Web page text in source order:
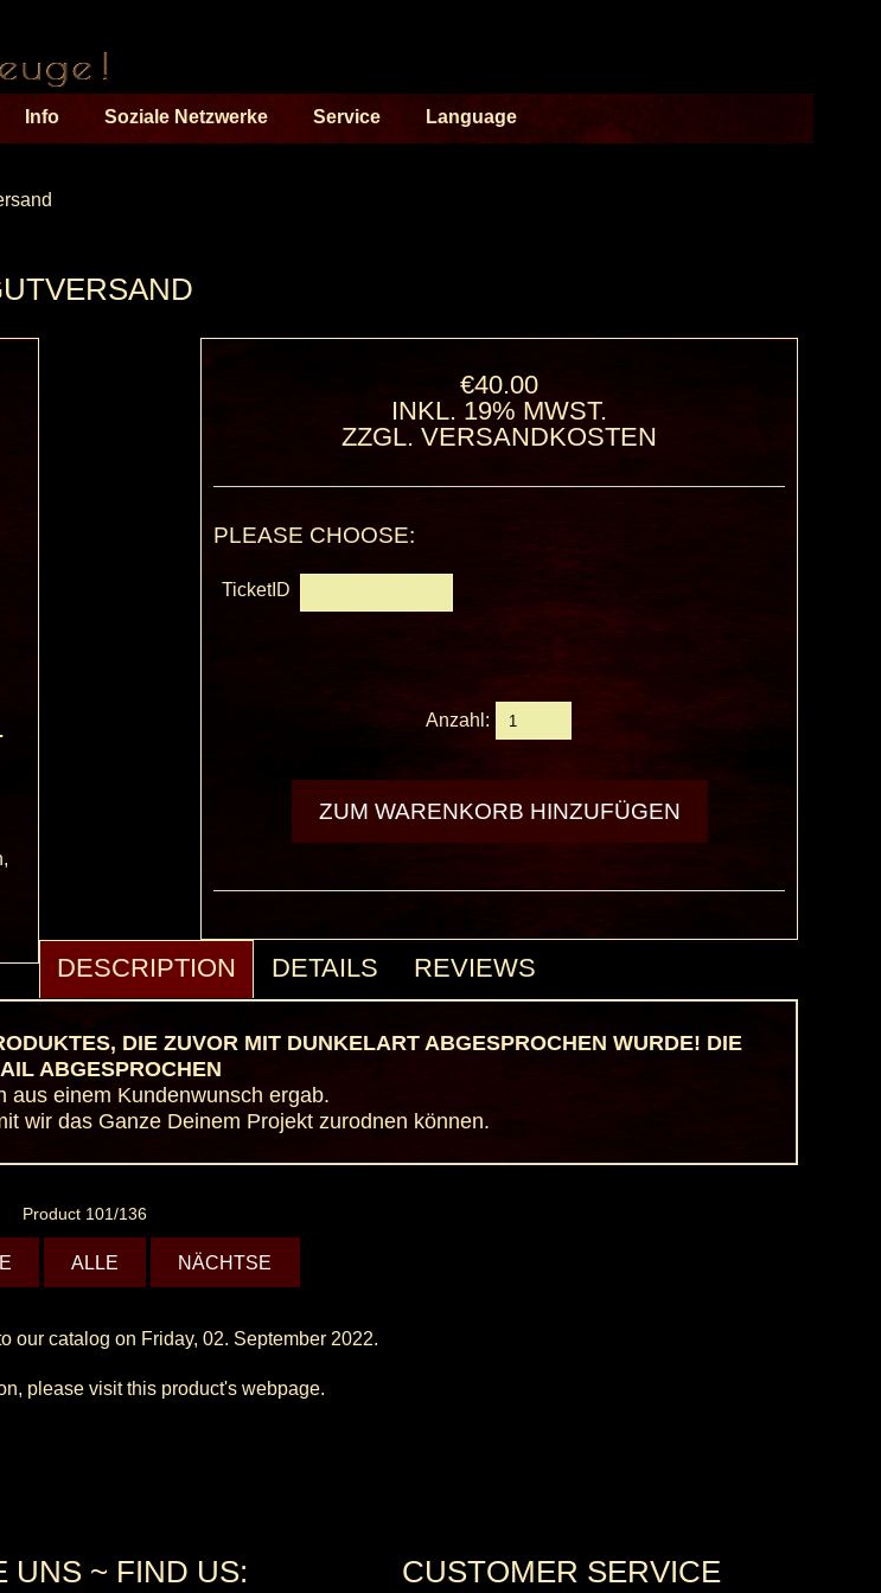
Info Soziale Netzwerke Service Language
€40.00
INKL. 19% MWST.
ZZGL.VERSANDKOSTEN
PLEASE CHOOSE:
TicketID
Anzahl:
DESCRIPTION DETAILS REVIEWS
DIE ZUVOR MIT DUNKELART ABGESPROCHEN WURDE! DIE
ABGESPROCHEN
aus einem Kundenwunsch ergab.
wir das Ganze Deinem Projekt zurodnen können.
Product 101/136
ALLE NÄCHTSE
our catalog on Friday, 02. September 2022.
please visit this product's webpage.
UNS ~ FIND US: CUSTOMER SERVICE